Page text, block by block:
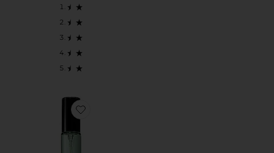
Favorite ПАРФУМ FATHER FIGURE 9.5ML EAU DE